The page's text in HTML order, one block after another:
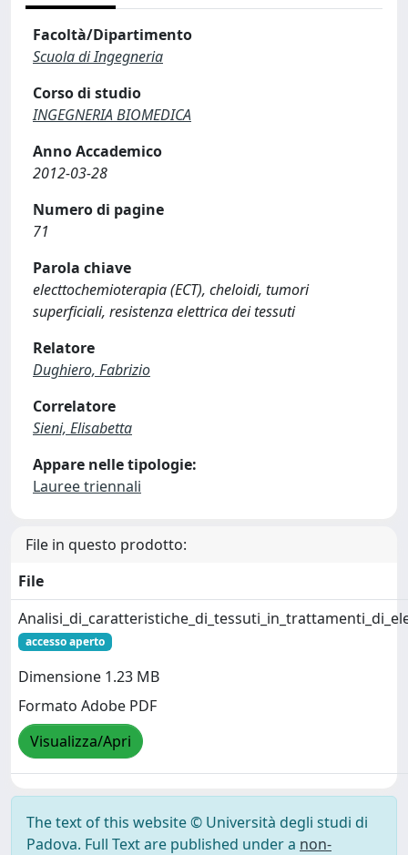
Facoltà/Dipartimento
Scuola di Ingegneria
Corso di studio
INGEGNERIA BIOMEDICA
Anno Accademico
2012-03-28
Numero di pagine
71
Parola chiave
electtochemioterapia (ECT), cheloidi, tumori
superficiali, resistenza elettrica dei tessuti
Relatore
Dughiero, Fabrizio
Correlatore
Sieni, Elisabetta
Appare nelle tipologie:
Lauree triennali
File in questo prodotto:
File
accesso aperto
Dimensione 1.23 MB
Formato Adobe PDF
Visualizza/Apri
The text of this website © Università degli studi di
Padova. Full Text are published under a non-